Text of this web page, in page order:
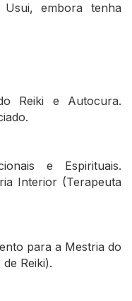
embora tenha
Reiki e Autocura.
e Espirituais.
Interior (Terapeuta
para a Mestria do
Reiki).